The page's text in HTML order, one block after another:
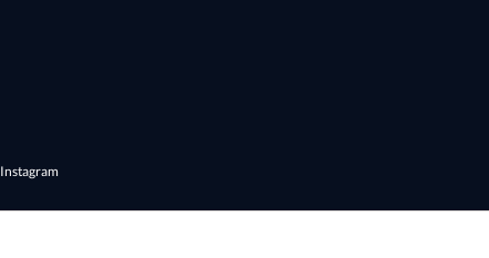
Instagram